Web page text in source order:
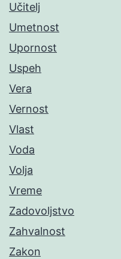
Učitelj
Umetnost
Upornost
Uspeh
Vera
Vernost
Vlast
Voda
Volja
Vreme
Zadovoljstvo
Zahvalnost
Zakon